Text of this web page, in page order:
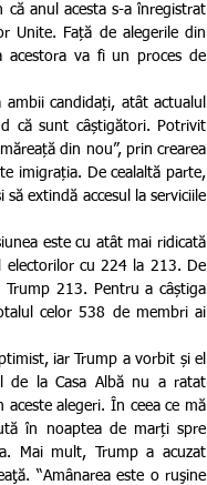
anul acesta s-a înregistrat
Unite. Față de alegerile din
acestora va fi un proces de
că sunt câștigători. Potrivit
din nou”, prin crearea
imigrația. De cealaltă parte,
extindă accesul la serviciile
electorilor cu 224 la 213. De
213. Pentru a câștiga
celor 538 de membri ai
de la Casa Albă nu a ratat
aceste alegeri. În ceea ce mă
în noaptea de marți spre
Mai mult, Trump a acuzat
“Amânarea este o ruşine